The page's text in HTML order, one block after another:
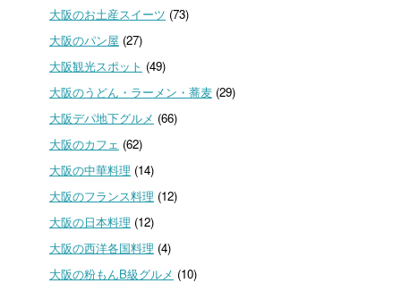
大阪のお土産スイーツ (73)
大阪のパン屋 (27)
大阪観光スポット (49)
大阪のうどん・ラーメン・蕎麦(29)
大阪デパ地下グルメ (66)
大阪のカフェ (62)
大阪の中華料理 (14)
大阪のフランス料理 (12)
大阪の日本料理 (12)
大阪の西洋各国料理 (4)
大阪の粉もんB級グルメ (10)